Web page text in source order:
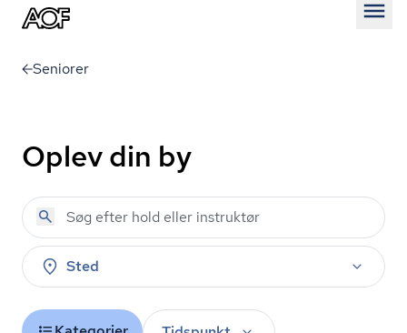
Seniorer
Oplev din by
Sted